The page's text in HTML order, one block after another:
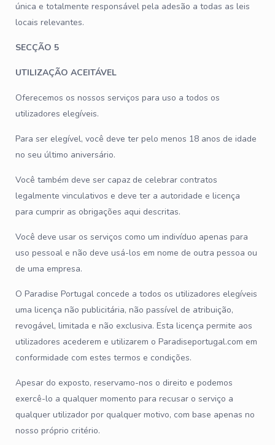
única e totalmente responsável pela adesão a todas as leis
locais relevantes.
SECÇÃO 5
UTILIZAÇÃO ACEITÁVEL
Oferecemos os nossos serviços para uso a todos os
utilizadores elegíveis.
Para ser elegível, você deve ter pelo menos 18 anos de idade
no seu último aniversário.
Você também deve ser capaz de celebrar contratos
legalmente vinculativos e deve ter a autoridade e licença
para cumprir as obrigações aqui descritas.
Você deve usar os serviços como um indivíduo apenas para
uso pessoal e não deve usá-los em nome de outra pessoa ou
de uma empresa.
O Paradise Portugal concede a todos os utilizadores elegíveis
uma licença não publicitária, não passível de atribuição,
revogável, limitada e não exclusiva. Esta licença permite aos
utilizadores acederem e utilizarem o Paradiseportugal.com em
conformidade com estes termos e condições.
Apesar do exposto, reservamo-nos o direito e podemos
exercê-lo a qualquer momento para recusar o serviço a
qualquer utilizador por qualquer motivo, com base apenas no
nosso próprio critério.